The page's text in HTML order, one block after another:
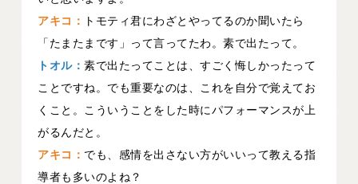
アキコ：
トモティ君にわざとやってるのか聞いたら
「たまたまです」って言ってたわ。素で出たって。
トオル：素で出たってことは、すごく悔しかったって
ことですね。でも重要なのは、これを自分で覚えてお
くこと。こういうことをした時にパフォーマンスが上
がるんだと。
アキコ： でも、感情を出さない方がいいって教える指
導者も多いのよね？